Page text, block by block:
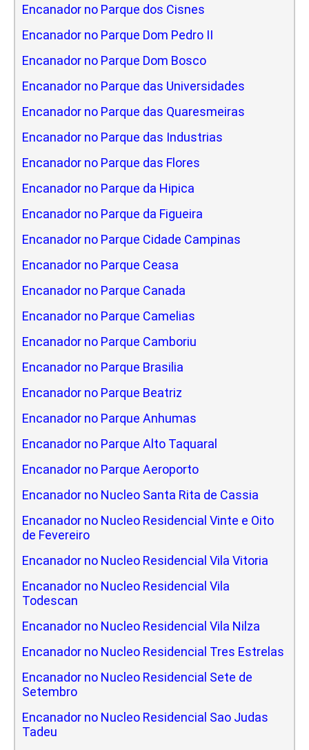
Encanador no Parque dos Cisnes
Encanador no Parque Dom Pedro II
Encanador no Parque Dom Bosco
Encanador no Parque das Universidades
Encanador no Parque das Quaresmeiras
Encanador no Parque das Industrias
Encanador no Parque das Flores
Encanador no Parque da Hipica
Encanador no Parque da Figueira
Encanador no Parque Cidade Campinas
Encanador no Parque Ceasa
Encanador no Parque Canada
Encanador no Parque Camelias
Encanador no Parque Camboriu
Encanador no Parque Brasilia
Encanador no Parque Beatriz
Encanador no Parque Anhumas
Encanador no Parque Alto Taquaral
Encanador no Parque Aeroporto
Encanador no Nucleo Santa Rita de Cassia
Encanador no Nucleo Residencial Vinte e Oito
de Fevereiro
Encanador no Nucleo Residencial Vila Vitoria
Encanador no Nucleo Residencial Vila
Todescan
Encanador no Nucleo Residencial Vila Nilza
Encanador no Nucleo Residencial Tres Estrelas
Encanador no Nucleo Residencial Sete de
Setembro
Encanador no Nucleo Residencial Sao Judas
Tadeu